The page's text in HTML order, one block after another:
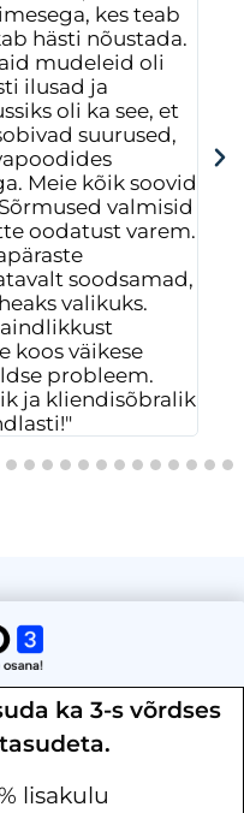
kes teab
hästi nõustada.
mudeleid oli
ilusad ja
oli ka see, et
suurused,
Meie kõik soovid
valmisid
oodatust varem.
soodsamad,
valikuks.
koos väikese
probleem.
ja kliendisõbralik
ka 3-s võrdses
lisakulu